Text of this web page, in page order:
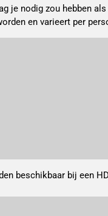
je nodig zou hebben
en varieert per
beschikbaar bij een